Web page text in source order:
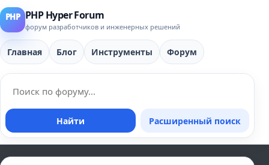
PHP Hyper Forum
форум разработчиков и инженерных решений
Главная Блог Инструменты Форум
Найти Расширенный поиск